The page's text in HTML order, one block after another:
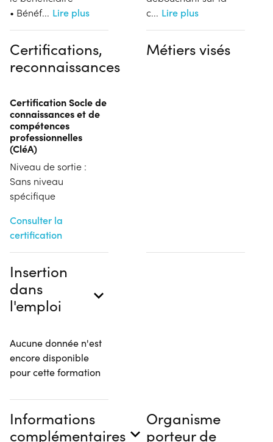
• Bénéf... Lire plus
c... Lire plus
Certifications,
reconnaissances
Certification Socle de
connaissances et de
compétences
professionnelles
(CléA)
Niveau de sortie :
Sans niveau
spécifique
Consulter la
certification
Métiers visés
Insertion
dans
l'emploi
Aucune donnée n'est
encore disponible
pour cette formation
Informations
complémentaires
Organisme
porteur de